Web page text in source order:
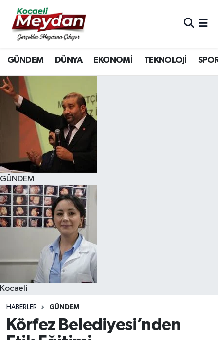
GÜNDEM DÜNYA EKONOMİ TEKNOLOJİ
GÜNDEM
Kocaeli
HABERLER GÜNDEM
Körfez Belediyesi’nden
Nöbetçi Eczaneler
Hava Durumu
Trafik Durumu
Süper Lig Puan Durumu ve Fikstür
Tüm Manşetler
Son Dakika Haberleri
Haber Arşivi